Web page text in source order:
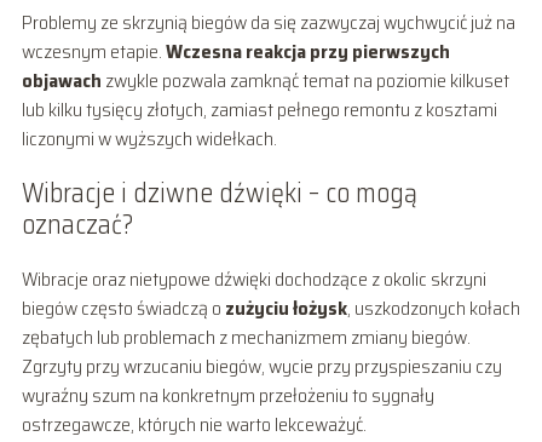
Problemy ze skrzynią biegów da się zazwyczaj wychwycić już na
wczesnym etapie.Wczesna reakcja przy pierwszych
objawach zwykle pozwala zamknąć temat na poziomie kilkuset
lub kilku tysięcy złotych, zamiast pełnego remontu z kosztami
liczonymi w wyższych widełkach.
Wibracje i dziwne dźwięki – co mogą
oznaczać?
Wibracje oraz nietypowe dźwięki dochodzące z okolic skrzyni
biegów często świadczą o zużyciu łożysk, uszkodzonych kołach
zębatych lub problemach z mechanizmem zmiany biegów.
Zgrzyty przy wrzucaniu biegów, wycie przy przyspieszaniu czy
wyraźny szum na konkretnym przełożeniu to sygnały
ostrzegawcze, których nie warto lekceważyć.